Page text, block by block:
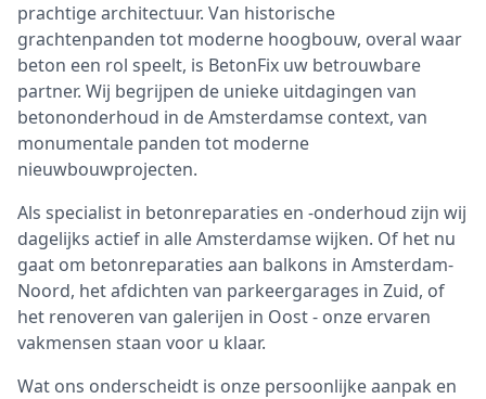
prachtige architectuur. Van historische
grachtenpanden tot moderne hoogbouw, overal waar
beton een rol speelt, is BetonFix uw betrouwbare
partner. Wij begrijpen de unieke uitdagingen van
betononderhoud in de Amsterdamse context, van
monumentale panden tot moderne
nieuwbouwprojecten.
Als specialist in betonreparaties en -onderhoud zijn wij
dagelijks actief in alle Amsterdamse wijken. Of het nu
gaat om betonreparaties aan balkons in Amsterdam-
Noord, het afdichten van parkeergarages in Zuid, of
het renoveren van galerijen in Oost - onze ervaren
vakmensen staan voor u klaar.
Wat ons onderscheidt is onze persoonlijke aanpak en